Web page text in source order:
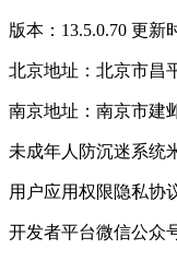
版本：13.5.0.70 更新
北京地址：北京市昌
南京地址：南京市建
未成年人防沉迷系统
用户应用权限隐私协
开发者平台微信公众